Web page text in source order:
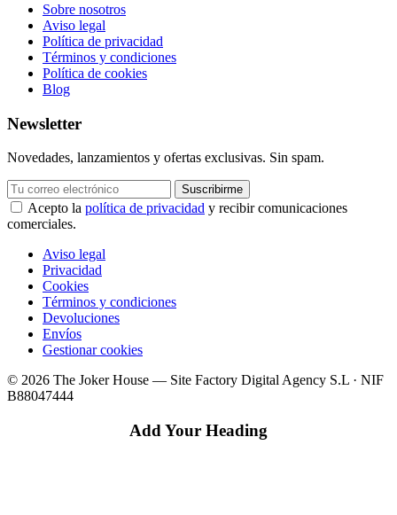
Sobre nosotros
Aviso legal
Política de privacidad
Términos y condiciones
Política de cookies
Blog
Newsletter
Novedades, lanzamientos y ofertas exclusivas. Sin spam.
Suscribirme
Acepto la política de privacidad y recibir comunicaciones
comerciales.
Aviso legal
Privacidad
Cookies
Términos y condiciones
Devoluciones
Envíos
Gestionar cookies
© 2026 The Joker House — Site Factory Digital Agency S.L · NIF
B88047444
Add Your Heading